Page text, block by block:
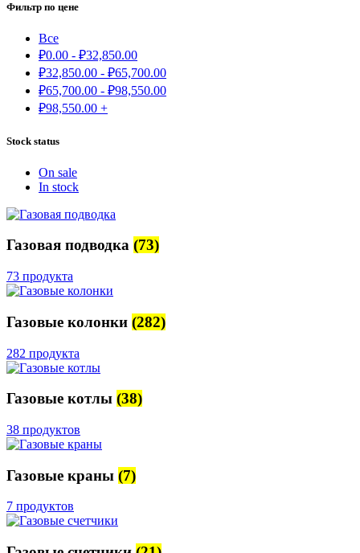
Фильтр по цене
Все
₽0.00 - ₽32,850.00
₽32,850.00 - ₽65,700.00
₽65,700.00 - ₽98,550.00
₽98,550.00 +
Stock status
On sale
In stock
Газовая подводка (73)
73 продукта
Газовые колонки (282)
282 продукта
Газовые котлы (38)
38 продуктов
Газовые краны (7)
7 продуктов